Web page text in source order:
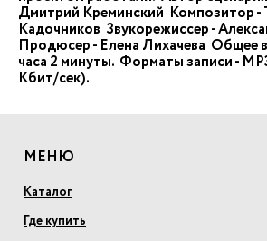
Дмитрий Креминский Композитор -
Кадочников Звукорежиссер -
Продюсер - Елена Лихачева Общее
часа 2 минуты. Форматы записи -
Кбит/сек).
МЕНЮ
Каталог
Где купить